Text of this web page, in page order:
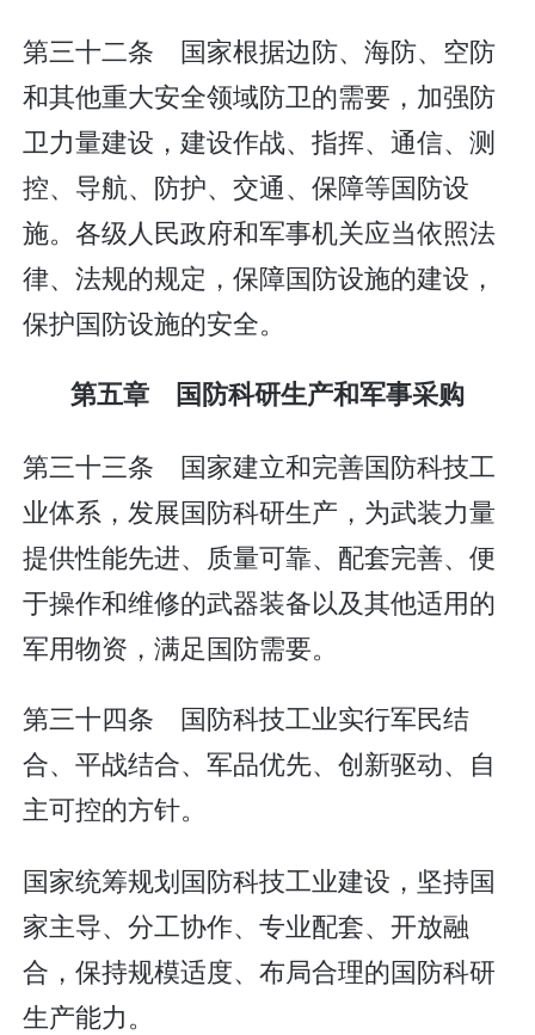
第三十二条 国家根据边防、海防、空防
和其他重大安全领域防卫的需要，加强防
卫力量建设，建设作战、指挥、通信、测
控、导航、防护、交通、保障等国防设
施。各级人民政府和军事机关应当依照法
律、法规的规定，保障国防设施的建设，
保护国防设施的安全。
第五章 国防科研生产和军事采购
第三十三条 国家建立和完善国防科技工
业体系，发展国防科研生产，为武装力量
提供性能先进、质量可靠、配套完善、便
于操作和维修的武器装备以及其他适用的
军用物资，满足国防需要。
第三十四条 国防科技工业实行军民结
合、平战结合、军品优先、创新驱动、自
主可控的方针。
国家统筹规划国防科技工业建设，坚持国
家主导、分工协作、专业配套、开放融
合，保持规模适度、布局合理的国防科研
生产能力。